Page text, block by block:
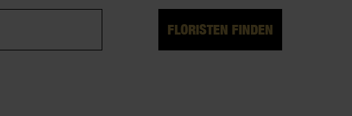
FLORISTEN FINDEN